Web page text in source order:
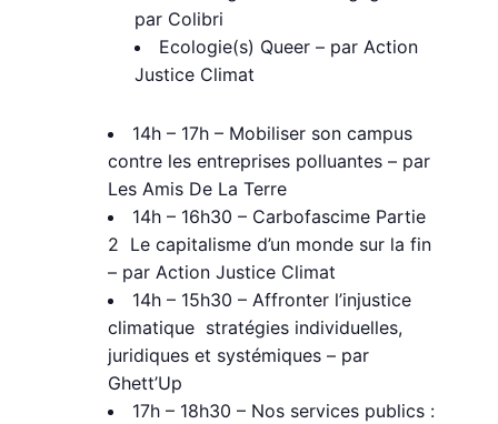
par Colibri
Ecologie(s) Queer – par Action
Justice Climat
14h – 17h – Mobiliser son campus
contre les entreprises polluantes – par
Les Amis De La Terre
14h – 16h30 – Carbofascime Partie
2 Le capitalisme d’un monde sur la fin
– par Action Justice Climat
14h – 15h30 – Affronter l’injustice
climatique stratégies individuelles,
juridiques et systémiques – par
Ghett’Up
17h – 18h30 – Nos services publics :